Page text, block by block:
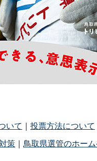
いて ｜ 投票方法について
策 ｜ 鳥取県選管のホー